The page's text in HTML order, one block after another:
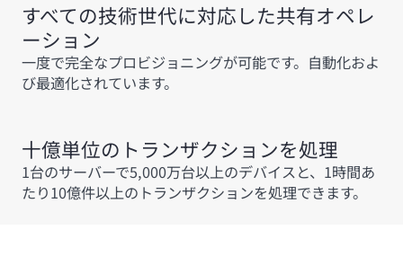
すべての技術世代に対応した共有オペレ
ーション
一度で完全なプロビジョニングが可能です。自動化およ
び最適化されています。
十億単位のトランザクションを処理
1台のサーバーで5,000万台以上のデバイスと、1時間あ
たり10億件以上のトランザクションを処理できます。